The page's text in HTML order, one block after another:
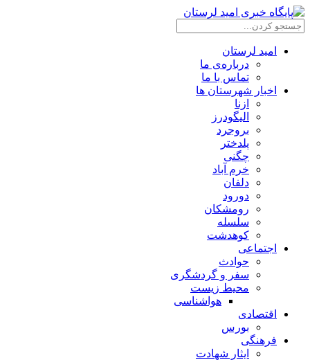
امید لرستان
درباره‌ی ما
تماس با ما
اخبار شهرستان ها
ازنا
الیگودرز
بروجرد
پلدختر
چگنی
خرم آباد
دلفان
دورود
رومشکان
سلسله
کوهدشت
اجتماعی
حوادث
سفر و گردشگری
محیط زیست
هواشناسی
اقتصادی
بورس
فرهنگی
ایثار شهادت